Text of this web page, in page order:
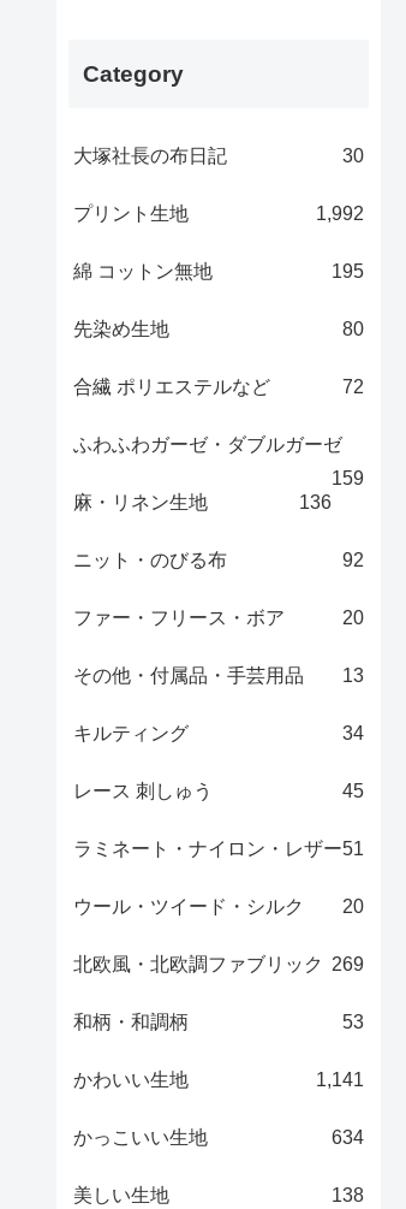
Category
大塚社長の布日記 30
プリント生地 1,992
綿 コットン無地 195
先染め生地 80
合繊 ポリエステルなど 72
ふわふわガーゼ・ダブルガーゼ
159
麻・リネン生地
136
ニット・のびる布 92
ファー・フリース・ボア 20
その他・付属品・手芸用品 13
キルティング 34
レース 刺しゅう 45
ラミネート・ナイロン・レザー51
ウール・ツイード・シルク 20
北欧風・北欧調ファブリック 269
和柄・和調柄 53
かわいい生地 1,141
かっこいい生地 634
美しい生地 138